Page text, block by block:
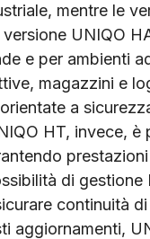
mentre le
UNIQO
e per ambienti
magazzini e
a
HT, invece,
di
continuità
aggiornamenti,